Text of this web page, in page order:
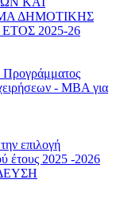
ΔΗΜΟΤΙΚΗΣ
2025-26
- ΜΒΑ για
επιλογή
έτους 2025 -2026